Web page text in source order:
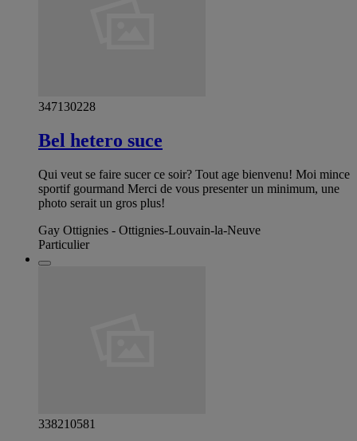
347130228
Bel hetero suce
Qui veut se faire sucer ce soir? Tout age bienvenu! Moi mince
sportif gourmand Merci de vous presenter un minimum, une
photo serait un gros plus!
Gay Ottignies - Ottignies-Louvain-la-Neuve
Particulier
338210581